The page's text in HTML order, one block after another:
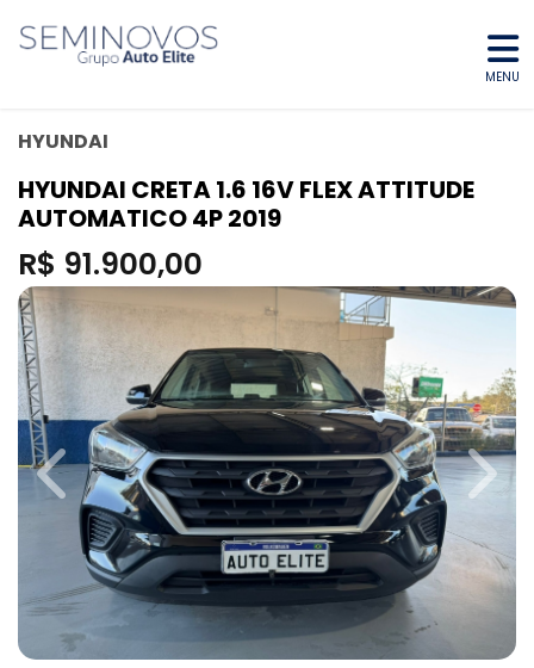
MENU
HYUNDAI
HYUNDAI CRETA 1.6 16V FLEX ATTITUDE
AUTOMATICO 4P 2019
R$ 91.900,00
Previous Next